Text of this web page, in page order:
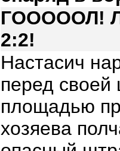
ГОООООЛ!
2:2!
Настасич
перед
площадью
хозяева